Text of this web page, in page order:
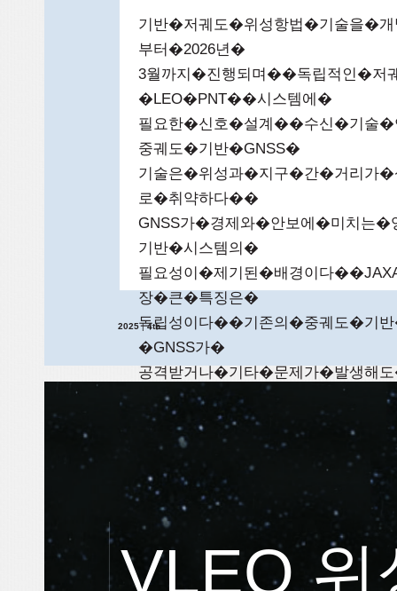
기반�저궤도�위성항법�기술을�
부터�2026년�
3월까지�진행되며��독립적인�
�LEO�PNT��시스템에�
필요한�신호�설계��수신�기술
중궤도�기반�GNSS�
기술은�위성과�지구�간�거리가�
로�취약하다��
GNSS가�경제와�안보에�미치는
기반�시스템의�
필요성이�제기된�배경이다
장�큰�특징은�
독립성이다��기존의�중궤도�기
�GNSS가�
공격받거나�기타�문제가�발생해
다��보도에�
따르면�ArkEdge�Space�연구
�5030�5250�MHz�을�포함한�
C��S��L�주파수�대역을�이용
2025|4th
VLEO